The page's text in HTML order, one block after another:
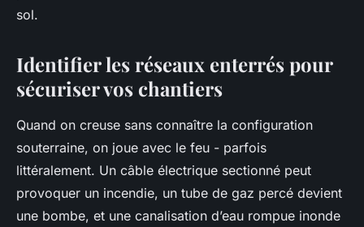
sol.
Identifier les réseaux enterrés pour
sécuriser vos chantiers
Quand on creuse sans connaître la configuration
souterraine, on joue avec le feu - parfois
littéralement. Un câble électrique sectionné peut
provoquer un incendie, un tube de gaz percé devient
une bombe, et une canalisation d’eau rompue inonde